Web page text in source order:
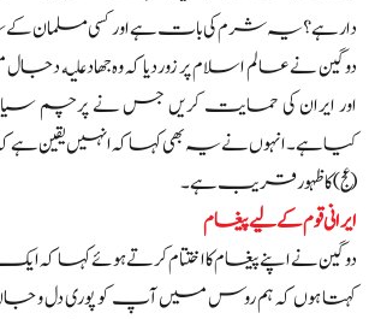
دار ہے؟ یہ شرم کی بات ہے اور کسی مسلمان
دوگین نے عالم اسلام پر زور دیا کہ وہ جهاد
اور ایران کی حمایت کریں جس نے پرچم
کیا ہے۔ انہوں نے یہ بھی کہا کہ انہیں
(عج) کا ظہور قریب ہے۔
ایرانی قوم کے لیے پیغام
دوگین نے اپنے پیغام کا اختتام کرتے ہوئے کہا کہ
کہتا ہوں کہ ہم روس میں آپ کو پوری دل و